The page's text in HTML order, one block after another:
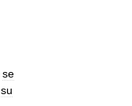
se
su